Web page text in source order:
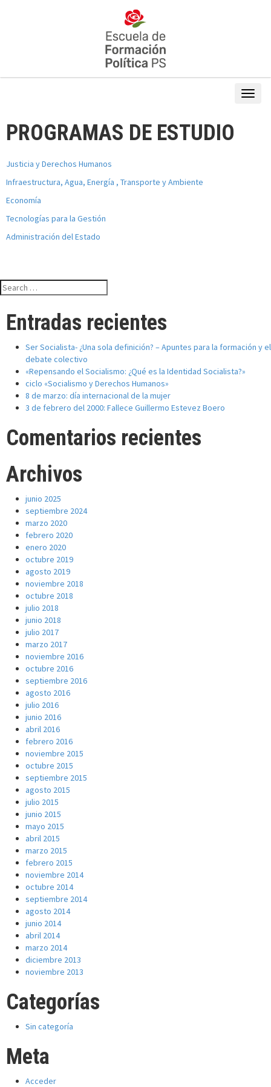
PROGRAMAS DE ESTUDIO
Justicia y Derechos Humanos
Infraestructura, Agua, Energía , Transporte y Ambiente
Economía
Tecnologías para la Gestión
Administración del Estado
Search
for:
Entradas recientes
Ser Socialista- ¿Una sola definición? – Apuntes para la formación y el
debate colectivo
«Repensando el Socialismo: ¿Qué es la Identidad Socialista?»
ciclo «Socialismo y Derechos Humanos»
8 de marzo: día internacional de la mujer
3 de febrero del 2000: Fallece Guillermo Estevez Boero
Comentarios recientes
Archivos
junio 2025
septiembre 2024
marzo 2020
febrero 2020
enero 2020
octubre 2019
agosto 2019
noviembre 2018
octubre 2018
julio 2018
junio 2018
julio 2017
marzo 2017
noviembre 2016
octubre 2016
septiembre 2016
agosto 2016
julio 2016
junio 2016
abril 2016
febrero 2016
noviembre 2015
octubre 2015
septiembre 2015
agosto 2015
julio 2015
junio 2015
mayo 2015
abril 2015
marzo 2015
febrero 2015
noviembre 2014
octubre 2014
septiembre 2014
agosto 2014
junio 2014
abril 2014
marzo 2014
diciembre 2013
noviembre 2013
Categorías
Sin categoría
Meta
Acceder